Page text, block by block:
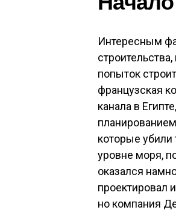
Интересным
попыток
французская
канала в
которые убили
уровне моря,
оказался
проектировал
но компания